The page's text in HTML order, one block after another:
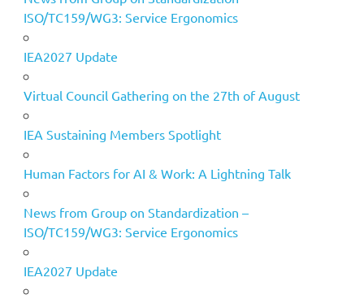
ISO/TC159/WG3: Service Ergonomics
IEA2027 Update
Virtual Council Gathering on the 27th of August
IEA Sustaining Members Spotlight
Human Factors for AI & Work: A Lightning Talk
News from Group on Standardization –
ISO/TC159/WG3: Service Ergonomics
IEA2027 Update